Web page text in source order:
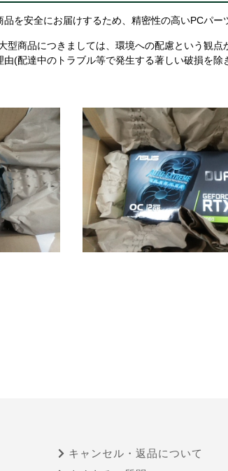
を安全にお届けするため、精密性の高いPCパ
型商品につきましては、環境への配慮という観
(配達中のトラブル等で発生する著しい破損を
キャンセル・返品について